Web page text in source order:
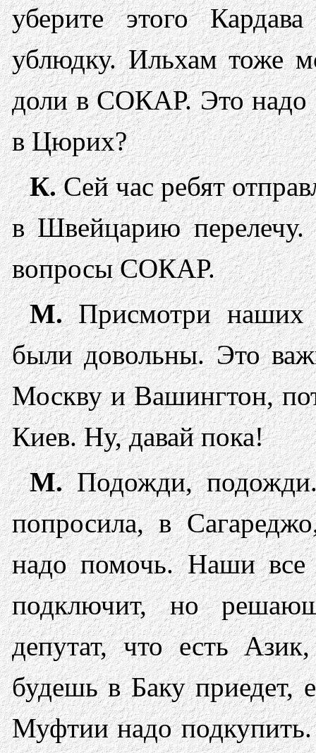
уберите этого
ублюдку. Ильхам тоже
доли в СОКАР. Это надо
в Цюрих?
К.Сей час ребят
в Швейцарию
вопросы СОКАР.
М.Присмотри наших
были довольны. Это
Москву и Вашингтон,
Киев. Ну, давай пока!
М.Подожди,
попросила, в
надо помочь. Наши
подключит, но
депутат, что есть
будешь в Баку приедет,
Муфтии надо